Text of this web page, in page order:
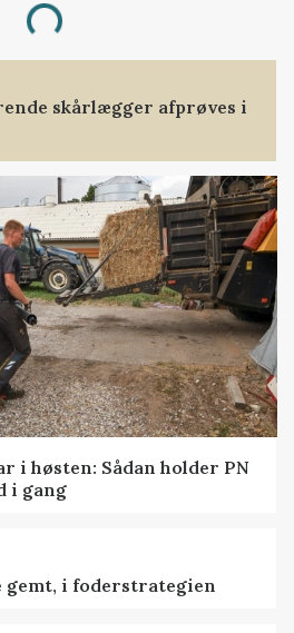
Loading...
skårlægger afprøves i
i høsten: Sådan holder PN
i gang
gemt, i foderstrategien